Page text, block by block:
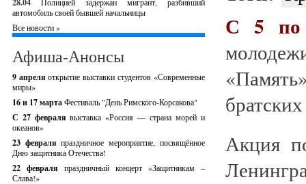
28.04
автомобиль своей бывшей начальницы
Все новости »
Афиша-Анонсы
9 апреляоткрытие выставки студентов «Современные
миры»
16 и 17 мартаФестиваль "День Римского-Корсакова"
С 27 февралявыставка «Россия — страна морей и
океанов»
23 февраляпраздничное мероприятие, посвящённое
Дню защитника Отечества!
22 февраля праздничный концерт «Защитникам –
Слава!»
С 5 по
Акция